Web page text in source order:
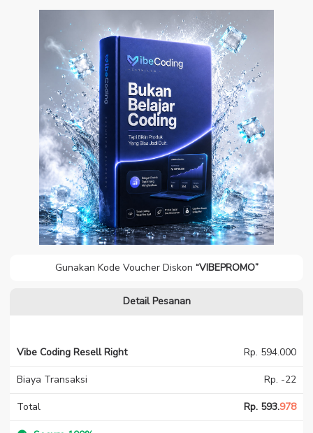
Gunakan Kode Voucher Diskon “VIBEPROMO”
Detail Pesanan
Vibe Coding Resell Right Rp. 594.000
Biaya Transaksi Rp. -22
Total Rp. 593.978
Vibe Coding Resell
Right